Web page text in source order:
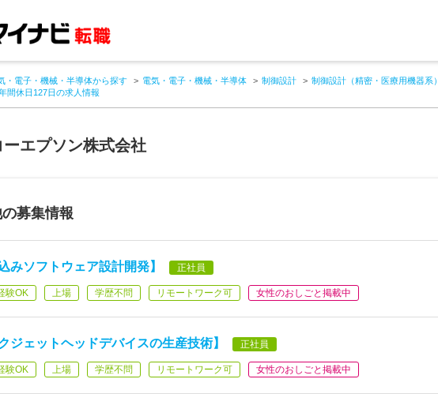
・電子・機械・半導体から探す 電気・電子・機械・半導体 制御設計 制御設計（精密・医療用機器系）
間休日127日の求人情報
ーエプソン株式会社
募集情報
みソフトウェア設計開発】 正社員
験OK 上場 学歴不問 リモートワーク可 女性のおしごと掲載中
ジェットヘッドデバイスの生産技術】 正社員
験OK 上場 学歴不問 リモートワーク可 女性のおしごと掲載中